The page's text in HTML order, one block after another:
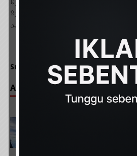
عَلَيْهِمْ۞ غَيْرِ ٱلْمَغْضُوبِ عَلَيْهِمْ وَلاَ
ٱلضَّاۤلِّينَ۞امين
Sumber: Natipah Abu / siakap keli
ARTIKAL POPULAR :